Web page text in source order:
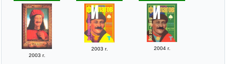
2003 г.
2003 г. 2004 г.